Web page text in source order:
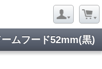
ムフード52mm(黒)